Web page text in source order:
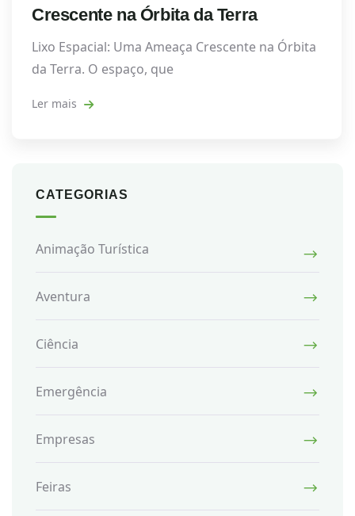
Crescente na Órbita da Terra
Lixo Espacial: Uma Ameaça Crescente na Órbita
da Terra. O espaço, que
Ler mais
CATEGORIAS
Animação Turística
Aventura
Ciência
Emergência
Empresas
Feiras